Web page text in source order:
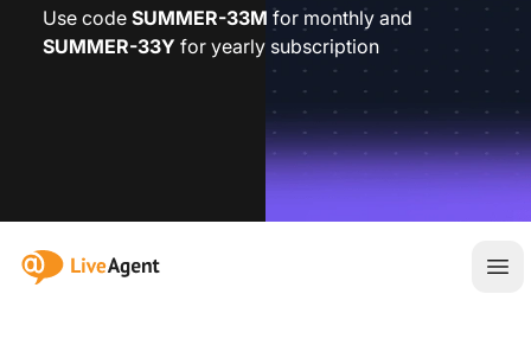
Use code SUMMER-33M for monthly and
SUMMER-33Y for yearly subscription
:site.title